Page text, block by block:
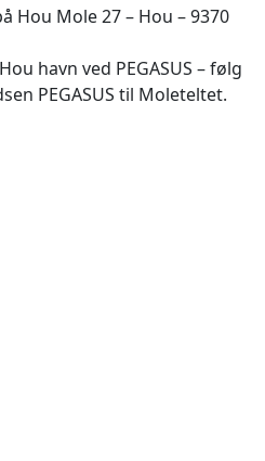
Hou Mole 27 – Hou – 9370
havn ved PEGASUS – følg
PEGASUS til Moleteltet.